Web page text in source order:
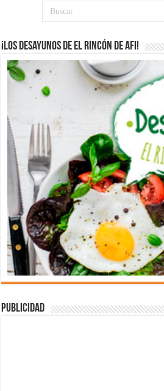
¡Los desayunos de El Rincón de Afi!
Publicidad